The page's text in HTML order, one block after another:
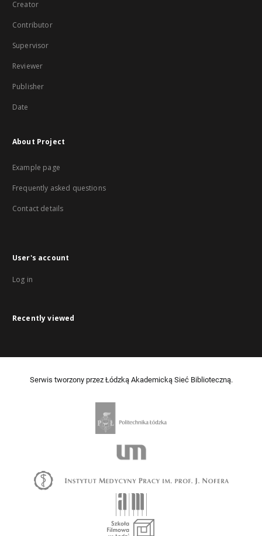
Creator
Contributor
Supervisor
Reviewer
Publisher
Date
About Project
Example page
Frequently asked questions
Contact details
User's account
Log in
Recently viewed
Serwis tworzony przez Łódzką Akademicką Sieć Biblioteczną.